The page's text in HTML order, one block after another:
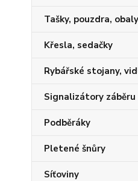
Tašky, pouzdra, obaly
Křesla, sedačky
Rybářské stojany,
Signalizátory záběru
Podběráky
Pletené šnůry
Síťoviny